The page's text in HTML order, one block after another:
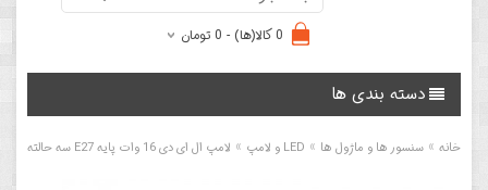
0 کالا(ها) - 0 تومان
دسته بندی ها
خانه » سنسور ها و ماژول ها » LED و لامپ » لامپ ال ای دی 16 وات پایه E27 سه حالته